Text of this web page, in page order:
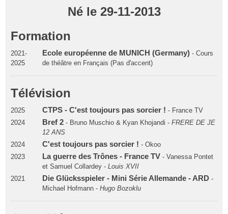
Né le 29-11-2013
Formation
2021-
2025
Ecole européenne de MUNICH (Germany)- Cours
de théâtre en Français (Pas d'accent)
Télévision
2025 CTPS - C'est toujours pas sorcier ! - France TV
2024
Bref 2- Bruno Muschio & Kyan Khojandi - FRERE DE JE
12 ANS
2024
C'est toujours pas sorcier ! - Okoo
2023
La guerre des Trônes - France TV- Vanessa Pontet
et Samuel Collardey - Louis XVII
2021
Die Glücksspieler - Mini Série Allemande - ARD-
Michael Hofmann - Hugo Bozoklu